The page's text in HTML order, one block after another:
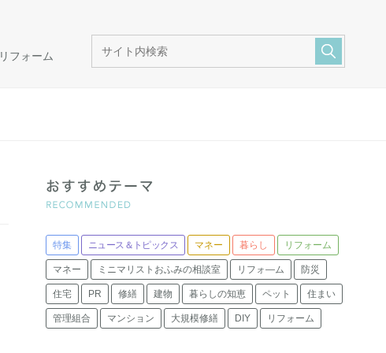
リフォーム
特集 ニュース＆トピックス マネー 暮らし リフォーム
マネー ミニマリストおふみの相談室 リフォ―ム 防災
住宅 PR 修繕 建物 暮らしの知恵 ペット 住まい
管理組合 マンション 大規模修繕 DIY リフォーム